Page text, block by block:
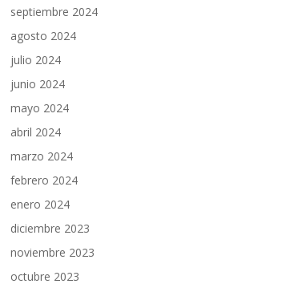
septiembre 2024
agosto 2024
julio 2024
junio 2024
mayo 2024
abril 2024
marzo 2024
febrero 2024
enero 2024
diciembre 2023
noviembre 2023
octubre 2023